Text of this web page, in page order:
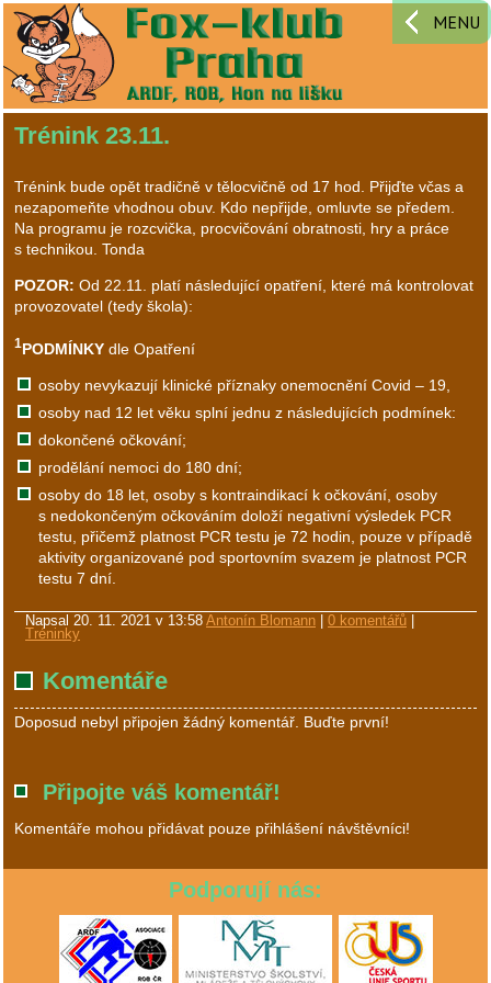
MENU
Trénink 23.11.
Trénink bude opět tradičně v tělocvičně od 17 hod. Přijďte včas a
nezapomeňte vhodnou obuv. Kdo nepřijde, omluvte se předem.
Na programu je rozcvička, procvičování obratnosti, hry a práce
s technikou. Tonda
POZOR: Od 22.11. platí následující opatření, které má kontrolovat
provozovatel (tedy škola):
1PODMÍNKY dle Opatření
osoby nevykazují klinické příznaky onemocnění Covid – 19,
osoby nad 12 let věku splní jednu z následujících podmínek:
dokončené očkování;
prodělání nemoci do 180 dní;
osoby do 18 let, osoby s kontraindikací k očkování, osoby
s nedokončeným očkováním doloží negativní výsledek PCR
testu, přičemž platnost PCR testu je 72 hodin, pouze v případě
aktivity organizované pod sportovním svazem je platnost PCR
testu 7 dní.
Napsal 20. 11. 2021 v 13:58 Antonín Blomann 0 komentářů
Tréninky
Komentáře
Doposud nebyl připojen žádný komentář. Buďte první!
Připojte váš komentář!
Komentáře mohou přidávat pouze přihlášení návštěvníci!
Podporují nás: